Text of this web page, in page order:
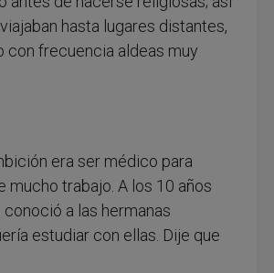
hasta lugares distantes,
con frecuencia aldeas muy
era ser médico para
trabajo. A los 10 años
a las hermanas
estudiar con ellas. Dije que